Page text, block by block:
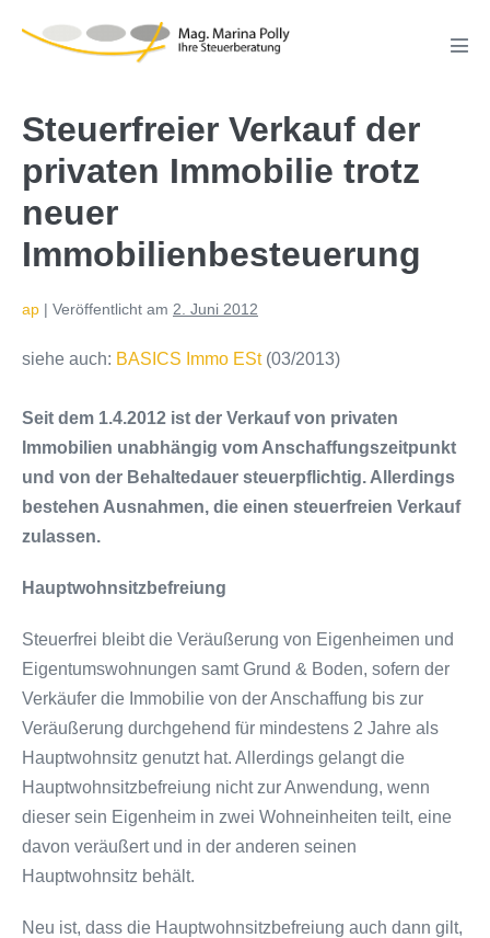
Inhalt
Steuerfreier Verkauf der
privaten Immobilie trotz
neuer
Immobilienbesteuerung
ap | Veröffentlicht am 2. Juni 2012
siehe auch: BASICS Immo ESt(03/2013)
Seit dem 1.4.2012 ist der Verkauf von privaten
Immobilien unabhängig vom Anschaffungszeitpunkt
und von der Behaltedauer steuerpflichtig. Allerdings
bestehen Ausnahmen, die einen steuerfreien Verkauf
zulassen.
Hauptwohnsitzbefreiung
Steuerfrei bleibt die Veräußerung von Eigenheimen und
Eigentumswohnungen samt Grund & Boden, sofern der
Verkäufer die Immobilie von der Anschaffung bis zur
Veräußerung durchgehend für mindestens 2 Jahre als
Hauptwohnsitz genutzt hat. Allerdings gelangt die
Hauptwohnsitzbefreiung nicht zur Anwendung, wenn
dieser sein Eigenheim in zwei Wohneinheiten teilt, eine
davon veräußert und in der anderen seinen
Hauptwohnsitz behält.
Neu ist, dass die Hauptwohnsitzbefreiung auch dann gilt,